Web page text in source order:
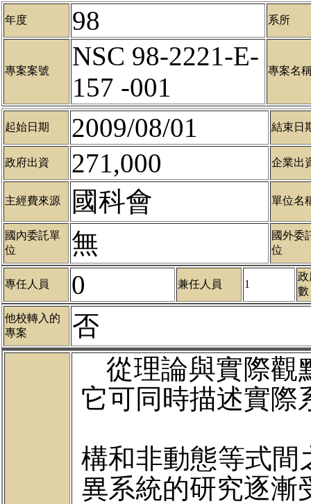
年度 98 系所
專案案號
NSC 98-2221-E-
157 -001
專案名
起始日期 2009/08/01 結束日
政府出資 271,000 企業出
主經費來源 國科會 單位名
國內委託單
位
無
國外委
位
專任人員 0 兼任人員 1
政
數
他校轉入的
專案
否
從理論與實際觀
它可同時描述實際
構和非動態等式間
異系統的研究逐漸